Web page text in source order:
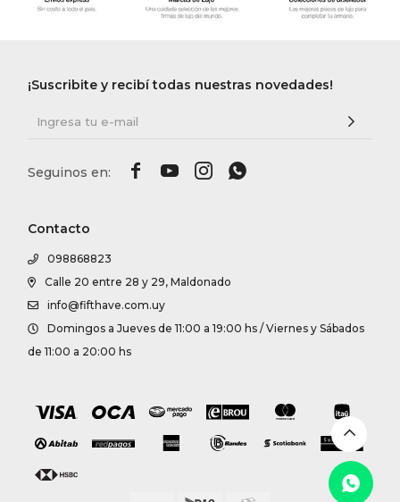
Contacto
098868823
Calle 20 entre 28 y 29, Maldonado
info@fifthave.com.uy
Domingos a Jueves de 11:00 a 19:00 hs / Viernes y Sábados
de 11:00 a 20:00 hs
¡Suscribite y recibí todas nuestras novedades!
   